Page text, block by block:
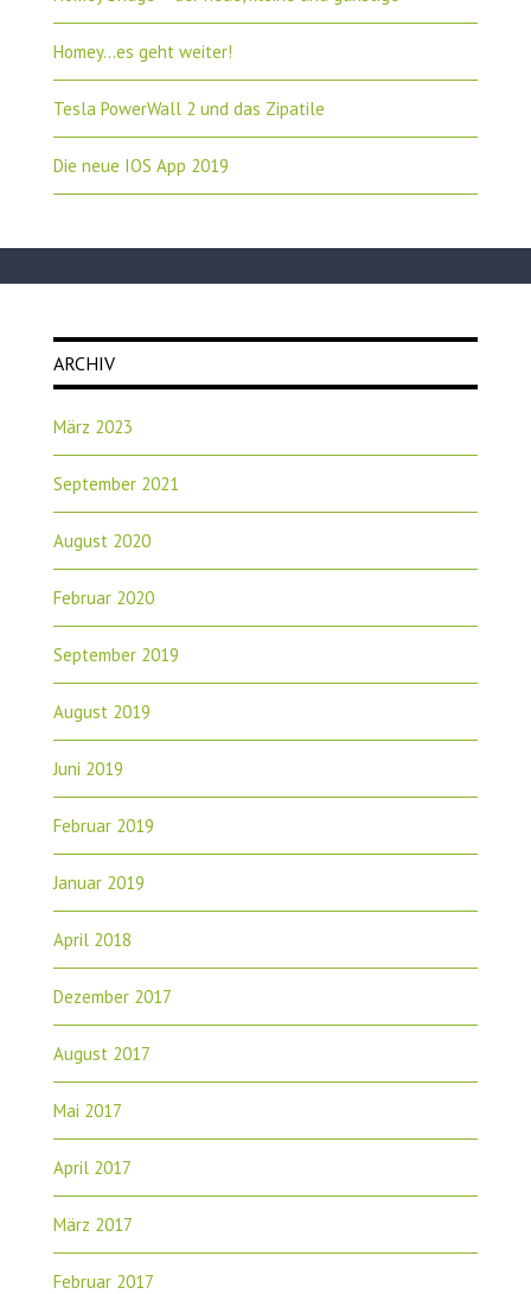
Homey…es geht weiter!
Tesla PowerWall 2 und das Zipatile
Die neue IOS App 2019
ARCHIV
März 2023
September 2021
August 2020
Februar 2020
September 2019
August 2019
Juni 2019
Februar 2019
Januar 2019
April 2018
Dezember 2017
August 2017
Mai 2017
April 2017
März 2017
Februar 2017